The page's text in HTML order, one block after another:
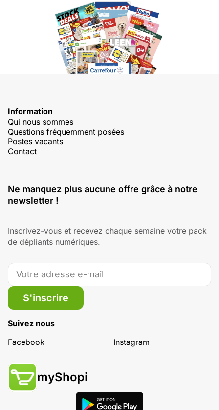
Information
Qui nous sommes
Questions fréquemment posées
Postes vacants
Contact
Ne manquez plus aucune offre grâce à notre
newsletter !
Inscrivez-vous et recevez chaque semaine votre pack
de dépliants numériques.
S'inscrire
Suivez nous
Facebook
Instagram
myShopi